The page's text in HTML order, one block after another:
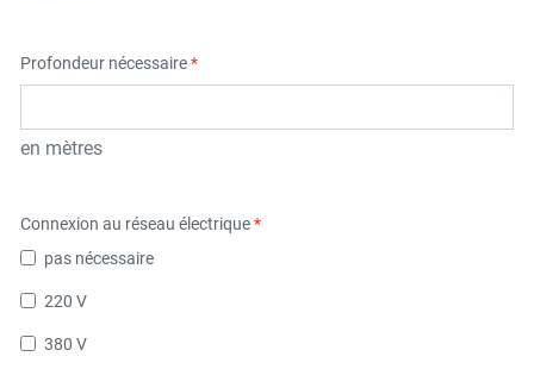
Profondeur nécessaire*
en mètres
Connexion au réseau électrique*
pas nécessaire
220 V
380 V